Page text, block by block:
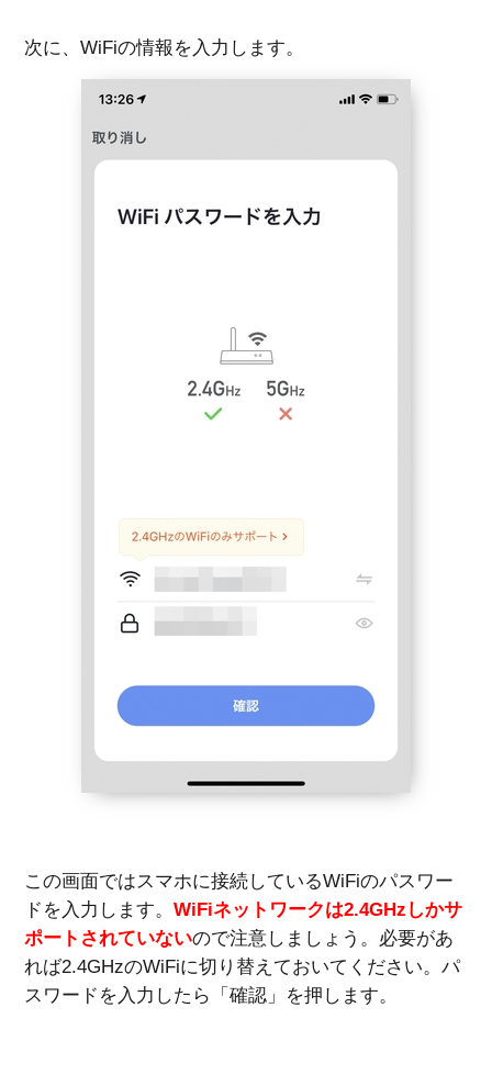
次に、WiFiの情報を入力します。
この画面ではスマホに接続しているWiFiのパスワー
ドを入力します。WiFiネットワークは2.4GHzしかサ
ポートされていないので注意しましょう。必要があ
れば2.4GHzのWiFiに切り替えておいてください。パ
スワードを入力したら「確認」を押します。